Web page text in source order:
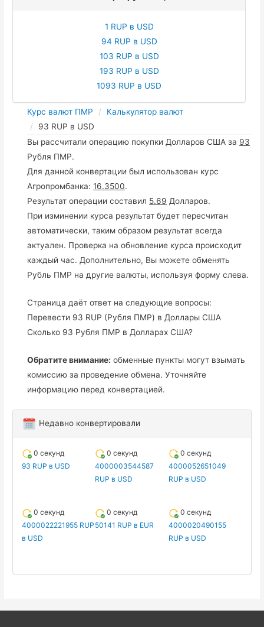
1 RUP в USD
94 RUP в USD
103 RUP в USD
193 RUP в USD
1093 RUP в USD
Курс валют ПМР
Калькулятор валют
93 RUP в USD
Вы рассчитали операцию покупки Долларов США за 93
Рубля ПМР.
Для данной конвертации был использован курс
Агропромбанка:16.3500.
Результат операции составил 5.69 Долларов.
При изминении курса результат будет пересчитан
автоматически, таким образом результат всегда
актуален. Проверка на обновление курса происходит
каждый час. Дополнительно, Вы можете обменять
Рубль ПМР на другие валюты, используя форму слева.
Страница даёт ответ на следующие вопросы:
Перевести 93 RUP (Рубля ПМР) в Доллары США
Сколько 93 Рубля ПМР в Долларах США?
Обратите внимание: обменные пункты могут взымать
комиссию за проведение обмена. Уточняйте
информацию перед конвертацией.
Недавно конвертировали
0 секунд
93 RUP в USD
0 секунд
4000003544587
RUP в USD
0 секунд
4000052651049
RUP в USD
0 секунд
4000022221955 RUP
в USD
0 секунд
50141 RUP в EUR
0 секунд
4000020490155
RUP в USD